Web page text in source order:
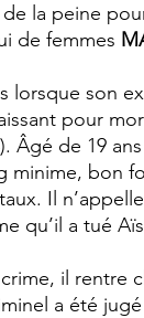
la peine
de femmes
lorsque son
pour
Âgé de 19
minime, bon
Il
qu’il a tué
il rentre
a été